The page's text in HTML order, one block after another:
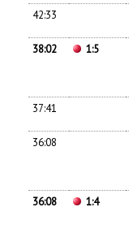
42:33
38:02 1:5
37:41
36:08
36:08 1:4